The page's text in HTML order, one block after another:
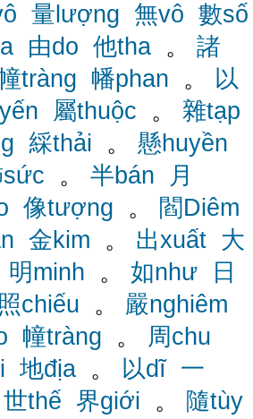
量lượng 無vô 數số
由do 他tha 。 諸
tràng 幡phan 。 以
屬thuộc 。 雜tạp
綵thải 。 懸huyền
。 半bán
月
像tượng 。 閻Diêm
金kim 。 出xuất 大
明minh 。 如như
日
照chiếu 。 嚴nghiêm
幢tràng 。 周chu
地địa 。 以dĩ 一
世thế 界giới 。 隨tùy